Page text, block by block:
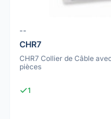
--
CHR7
CHR7 Collier de Câble
pièces
1